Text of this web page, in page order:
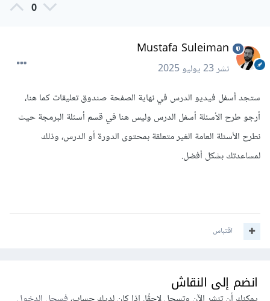
0
Mustafa Suleiman
نشر23 يوليو 2025
ستجد أسفل فيديو الدرس في نهاية الصفحة صندوق تعليقات كما هنا،
أرجو طرح الأسئلة أسفل الدرس وليس هنا في قسم أسئلة البرمجة حيث
نطرح الأسئلة العامة الغير متعلقة بمحتوى الدورة أو الدرس، وذلك
لمساعدتك بشكل أفضل.
اقتباس
انضم إلى النقاش